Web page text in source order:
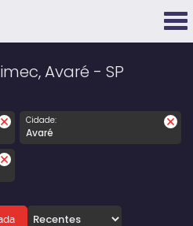
Avaré - SP
Cidade:
Avaré